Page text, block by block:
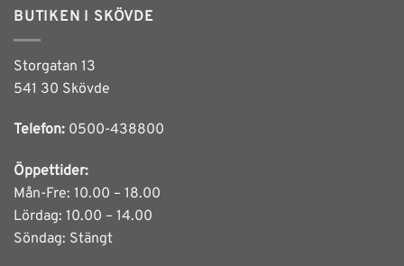
BUTIKEN I SKÖVDE
Storgatan 13
541 30 Skövde
Telefon: 0500-438800
Öppettider:
Mån-Fre: 10.00 – 18.00
Lördag: 10.00 – 14.00
Söndag: Stängt